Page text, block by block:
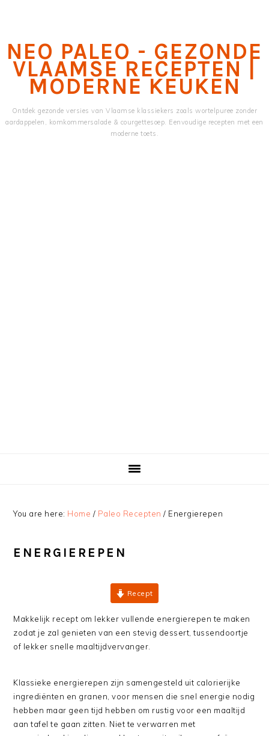
content
sidebar
NEO PALEO - GEZONDE
VLAAMSE RECEPTEN |
MODERNE KEUKEN
Ontdek gezonde versies van Vlaamse klassiekers zoals wortelpuree zonder
aardappelen, komkommersalade & courgettesoep. Eenvoudige recepten met een
moderne toets.
You are here: Home / Paleo Recepten / Energierepen
ENERGIEREPEN
Recept
Makkelijk recept om lekker vullende energierepen te maken
zodat je zal genieten van een stevig dessert, tussendoortje
of lekker snelle maaltijdvervanger.
Klassieke energierepen zijn samengesteld uit calorierijke
ingrediënten en granen, voor mensen die snel energie nodig
hebben maar geen tijd hebben om rustig voor een maaltijd
aan tafel te gaan zitten. Niet te verwarren met